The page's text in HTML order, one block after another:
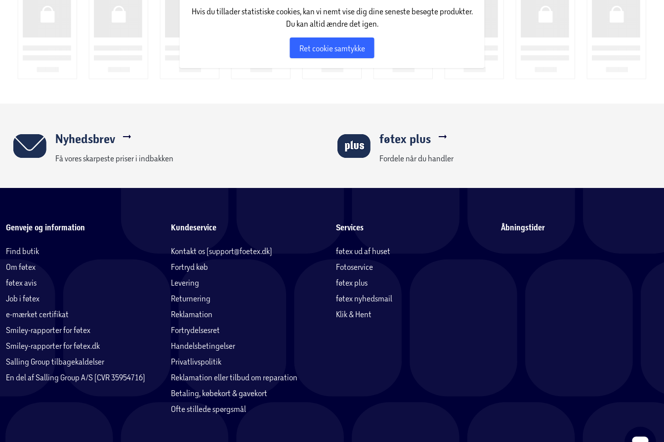
- Din lokale genbrugsplads, hvor der findes særlige beholdere til aflevering af brugte batterier
Hvis du tillader statistiske cookies, kan vi nemt vise dig dine seneste besøgte produkter.
Du kan altid ændre det igen.
Ret cookie samtykke
Nyhedsbrev
Få vores skarpeste priser i indbakken
føtex plus
Fordele når du handler
Genveje og information
Find butik
Om føtex
føtex avis
Job i føtex
e-mærket certifikat
Smiley-rapporter for føtex
Smiley-rapporter for føtex.dk
Salling Group tilbagekaldelser
En del af Salling Group A/S (CVR 35954716)
Kundeservice
Kontakt os (support@foetex.dk)
Fortryd køb
Levering
Returnering
Reklamation
Fortrydelsesret
Handelsbetingelser
Privatlivspolitik
Reklamation eller tilbud om reparation
Betaling, købekort & gavekort
Ofte stillede spørgsmål
Services
føtex ud af huset
Fotoservice
føtex plus
føtex nyhedsmail
Klik & Hent
Åbningstider